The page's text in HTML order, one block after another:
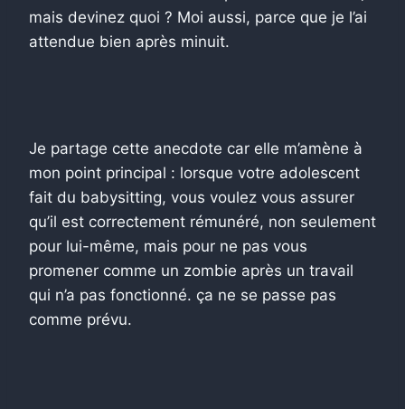
mais devinez quoi ? Moi aussi, parce que je l’ai
attendue bien après minuit.
Je partage cette anecdote car elle m’amène à
mon point principal : lorsque votre adolescent
fait du babysitting, vous voulez vous assurer
qu’il est correctement rémunéré, non seulement
pour lui-même, mais pour ne pas vous
promener comme un zombie après un travail
qui n’a pas fonctionné. ça ne se passe pas
comme prévu.